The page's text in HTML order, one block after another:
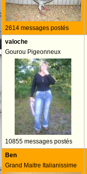
2614 messages postés
valoche
Gourou Pigeonneux
10855 messages postés
Ben
Grand Maitre Italianissime